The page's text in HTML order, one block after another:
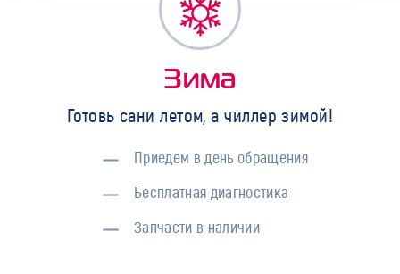
Зима
Готовь сани летом, а чиллер зимой!
Приедем в день обращения
Бесплатная диагностика
Запчасти в наличии